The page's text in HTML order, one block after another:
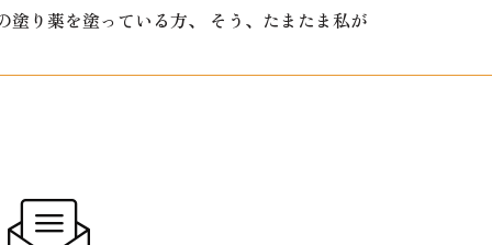
り薬を塗っている方、 そう、たまたま私が